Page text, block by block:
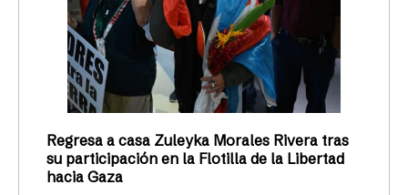
Regresa a casa Zuleyka Morales Rivera tras
su participación en la Flotilla de la Libertad
hacia Gaza